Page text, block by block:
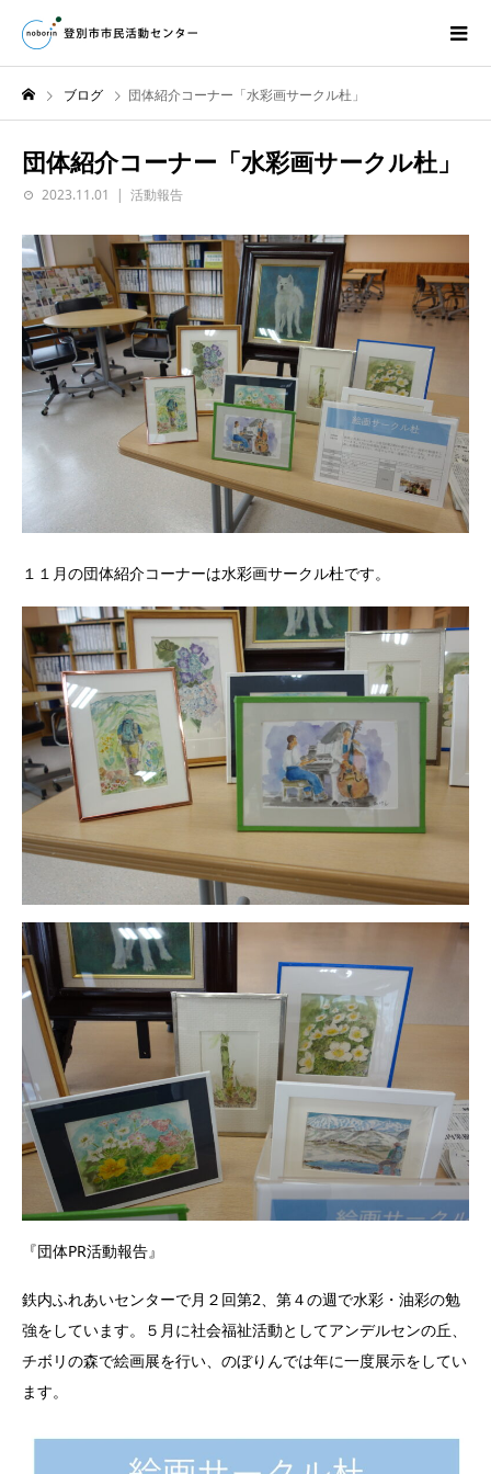
ブログ 団体紹介コーナー「水彩画サークル杜」
団体紹介コーナー「水彩画サークル杜」
2023.11.01 活動報告
１１月の団体紹介コーナーは水彩画サークル杜です。
『団体PR活動報告』
鉄内ふれあいセンターで月２回第2、第４の週で水彩・油彩の勉
強をしています。５月に社会福祉活動としてアンデルセンの丘、
チボリの森で絵画展を行い、のぼりんでは年に一度展示をしてい
ます。